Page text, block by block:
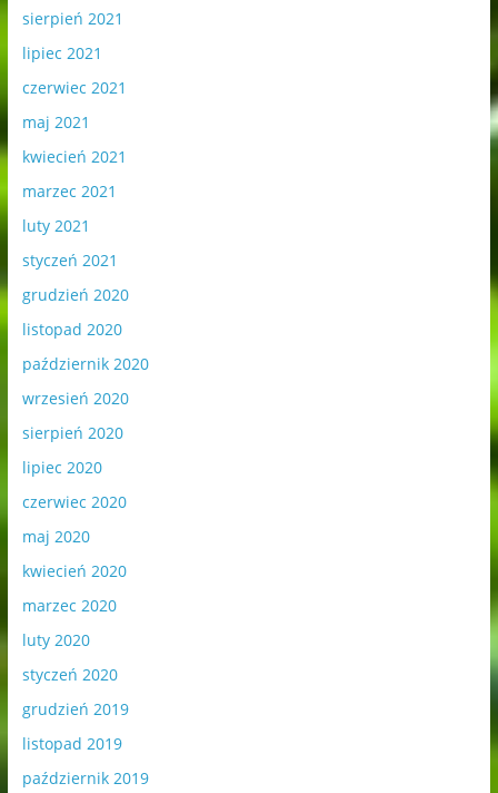
sierpień 2021
lipiec 2021
czerwiec 2021
maj 2021
kwiecień 2021
marzec 2021
luty 2021
styczeń 2021
grudzień 2020
listopad 2020
październik 2020
wrzesień 2020
sierpień 2020
lipiec 2020
czerwiec 2020
maj 2020
kwiecień 2020
marzec 2020
luty 2020
styczeń 2020
grudzień 2019
listopad 2019
październik 2019